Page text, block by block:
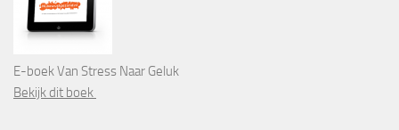
E-boek Van Stress Naar Geluk
Bekijk dit boek